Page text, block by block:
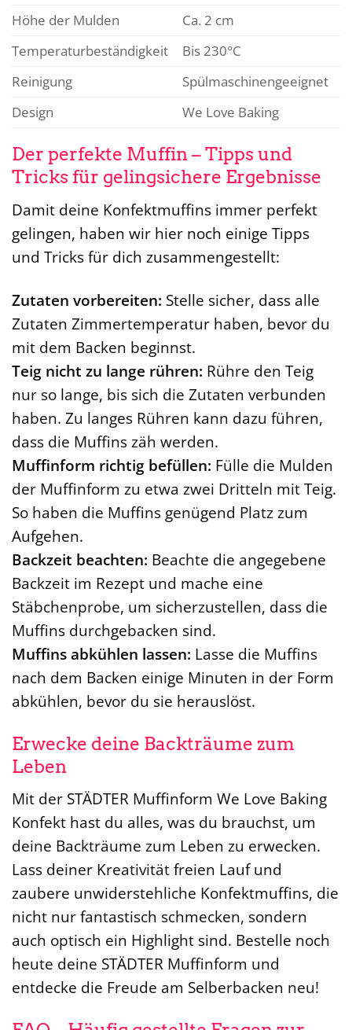
Höhe der Mulden
Ca. 2 cm
Temperaturbeständigkeit
Bis 230°C
Reinigung
Spülmaschinengeeignet
Design
We Love Baking
Der perfekte Muffin – Tipps und
Tricks für gelingsichere Ergebnisse
Damit deine Konfektmuffins immer perfekt
gelingen, haben wir hier noch einige Tipps
und Tricks für dich zusammengestellt:
Zutaten vorbereiten: Stelle sicher, dass alle
Zutaten Zimmertemperatur haben, bevor du
mit dem Backen beginnst.
Teig nicht zu lange rühren: Rühre den Teig
nur so lange, bis sich die Zutaten verbunden
haben. Zu langes Rühren kann dazu führen,
dass die Muffins zäh werden.
Muffinform richtig befüllen: Fülle die Mulden
der Muffinform zu etwa zwei Dritteln mit Teig.
So haben die Muffins genügend Platz zum
Aufgehen.
Backzeit beachten: Beachte die angegebene
Backzeit im Rezept und mache eine
Stäbchenprobe, um sicherzustellen, dass die
Muffins durchgebacken sind.
Muffins abkühlen lassen: Lasse die Muffins
nach dem Backen einige Minuten in der Form
abkühlen, bevor du sie herauslöst.
Erwecke deine Backträume zum
Leben
Mit der STÄDTER Muffinform We Love Baking
Konfekt hast du alles, was du brauchst, um
deine Backträume zum Leben zu erwecken.
Lass deiner Kreativität freien Lauf und
zaubere unwiderstehliche Konfektmuffins, die
nicht nur fantastisch schmecken, sondern
auch optisch ein Highlight sind. Bestelle noch
heute deine STÄDTER Muffinform und
entdecke die Freude am Selberbacken neu!